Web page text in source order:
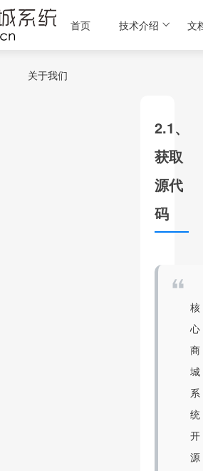
首页 技术介绍 文
关于我们
2.1、
获取
源代
码
核
心
商
城
系
统
开
源